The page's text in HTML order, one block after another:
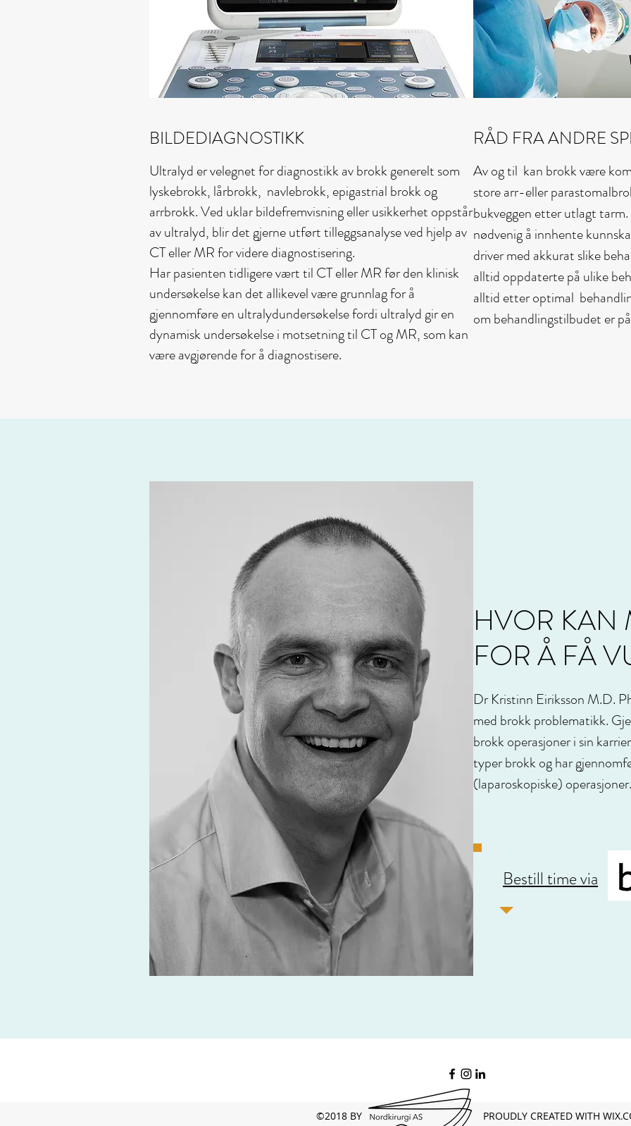
BILDEDIAGNOSTIKK
Ultralyd er velegnet for diagnostikk av brokk generelt som
lyskebrokk, lårbrokk, navlebrokk, epigastrial brokk og
arrbrokk. Ved uklar bildefremvisning eller usikkerhet oppstår
av ultralyd, blir det gjerne utført tilleggsanalyse ved hjelp av
CT eller MR for videre diagnostisering.
Har pasienten tidligere vært til CT eller MR før den klinisk
undersøkelse kan det allikevel være grunnlag for å
gjennomføre en ultralydundersøkelse fordi ultralyd gir en
dynamisk undersøkelse i motsetning til CT og MR, som kan
være avgjørende for å diagnostisere.
RÅD FRA ANDRE
Av og til kan brokk være
store arr-eller
bukveggen etter utlagt
nødvenig å innhente
driver med akkurat slike
alltid oppdaterte på ulike
alltid etter optimal
om behandlingstilbudet er
HVOR KAN
FOR Å FÅ
Dr Kristinn Eiriksson M.D.
med brokk problematikk.
brokk operasjoner i sin
typer brokk og har
(laparoskopiske)
Bestill time via
©2018 BY PROUDLY CREATED WITH